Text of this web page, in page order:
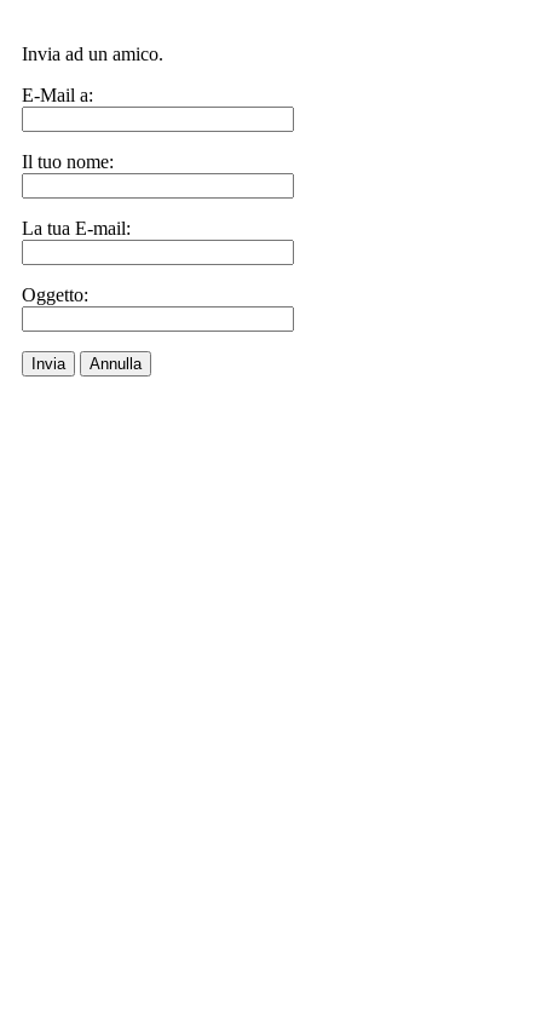
Invia ad un amico.
E-Mail a:
Il tuo nome:
La tua E-mail:
Oggetto:
Invia Annulla